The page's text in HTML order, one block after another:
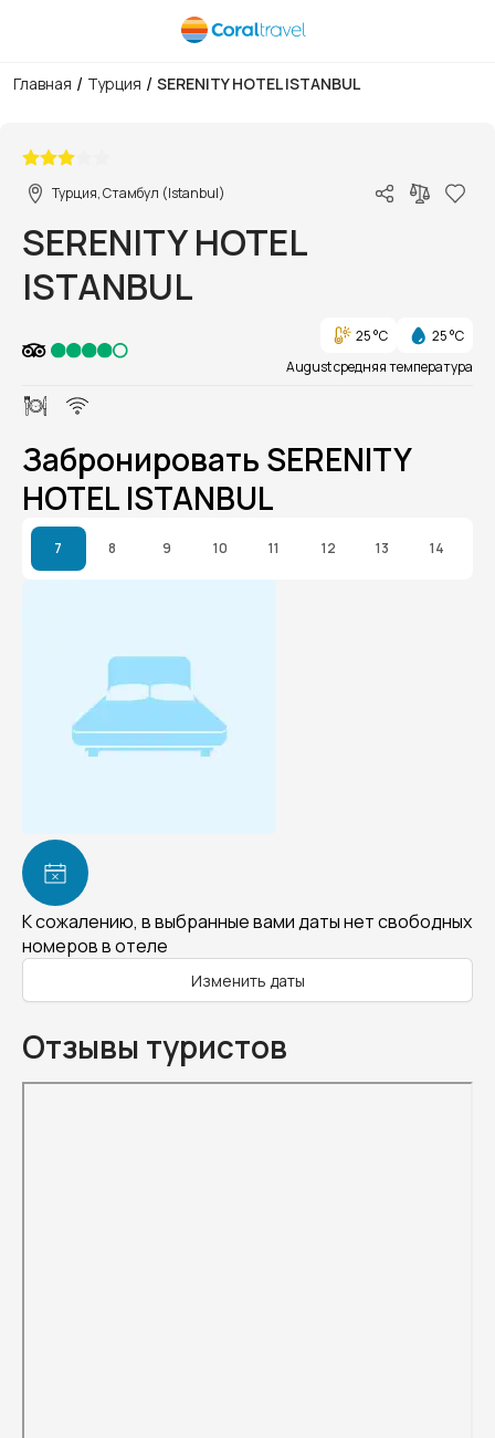
Главная / Турция / SERENITY HOTEL ISTANBUL
Турция, Стамбул (Istanbul)
SERENITY HOTEL
ISTANBUL
25 °C
25 °C
August средняя температура
Забронировать SERENITY
HOTEL ISTANBUL
7 8 9 10 11 12 13 14
К сожалению, в выбранные вами даты нет свободных
номеров в отеле
Изменить даты
Отзывы туристов